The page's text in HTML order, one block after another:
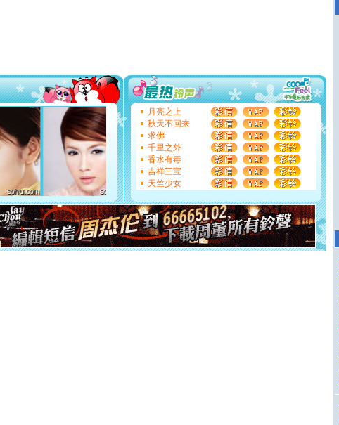
你太多，只有给你五千万：千万快乐！千万要健康！千万
要平安！千万要知足！千万不要忘记我！
[圣诞节]不只这样的日子才会想起你,而是这样的日子才
能正大光明地骚扰你,告诉你,圣诞要快乐!新年要快乐!天天
都要快乐噢!
[圣诞节]奉上一颗祝福的心,在这个特别的日子里,愿幸福,
如意,快乐,鲜花,一切美好的祝愿与你同在.圣诞快乐!
[元旦]
看到你我会触电；看不到你我要充电；没有你我会
断电。爱你是我职业，想你是我事业，抱你是我特长，吻
你是我专业！水晶之恋祝你新年快乐
[元旦]如果上天让我许三个愿望，一是今生今世和你在一
起；二是再生再世和你在一起；三是三生三世和你不再分
离。水晶之恋祝你新年快乐
[元旦]当我狠下心扭头离去那一刻，你在我身后无助地哭
泣，这痛楚让我明白我多么爱你。我转身抱住你：这猪不
月亮之上
秋天不回来
求佛
千里之外
香水有毒
吉祥三宝
天竺少女